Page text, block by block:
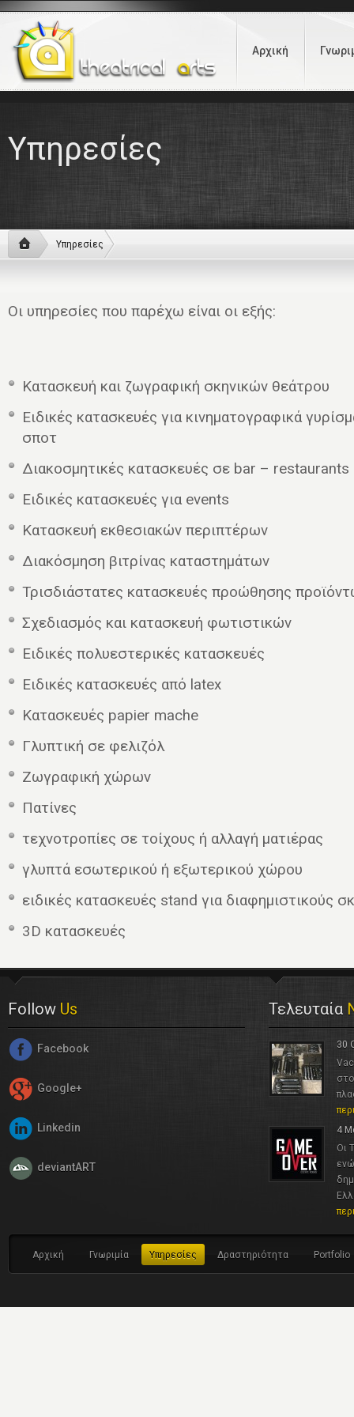
Αρχική
Υπηρεσίες
Υπηρεσίες
Οι υπηρεσίες που παρέχω είναι οι εξής:
Κατασκευή και ζωγραφική σκηνικών θεάτρου
Ειδικές κατασκευές για κινηματογραφικά
σποτ
Διακοσμητικές κατασκευές σε bar – restaurants
Ειδικές κατασκευές για events
Κατασκευή εκθεσιακών περιπτέρων
Διακόσμηση βιτρίνας καταστημάτων
Τρισδιάστατες κατασκευές προώθησης
Σχεδιασμός και κατασκευή φωτιστικών
Ειδικές πολυεστερικές κατασκευές
Eιδικές κατασκευές από latex
Kατασκευές papier mache
Γλυπτική σε φελιζόλ
Ζωγραφική χώρων
Πατίνες
τεχνοτροπίες σε τοίχους ή αλλαγή ματιέρας
γλυπτά εσωτερικού ή εξωτερικού χώρου
ειδικές κατασκευές stand για διαφημιστικούς
3D κατασκευές
Follow Us
Facebook
Google+
Linkedin
deviantART
Τελευταία
30
4
Οι
Αρχική Γνωριμία Υπηρεσίες Δραστηριότητα Portfolio